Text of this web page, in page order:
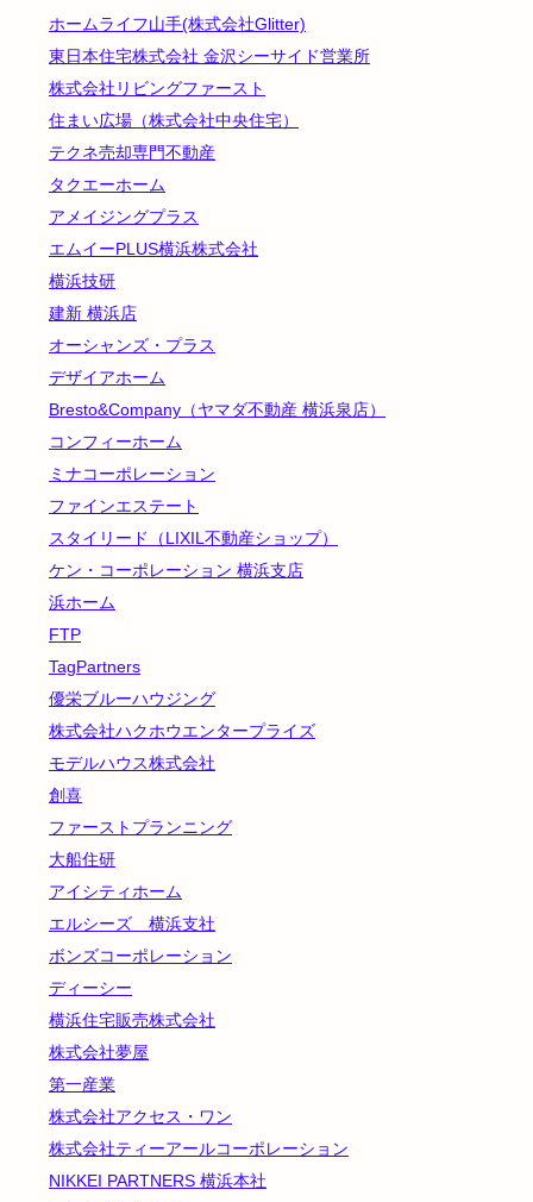
ホームライフ山手(株式会社Glitter)
東日本住宅株式会社 金沢シーサイド営業所
株式会社リビングファースト
住まい広場（株式会社中央住宅）
テクネ売却専門不動産
タクエーホーム
アメイジングプラス
エムイーPLUS横浜株式会社
横浜技研
建新 横浜店
オーシャンズ・プラス
デザイアホーム
Bresto&Company（ヤマダ不動産 横浜泉店）
コンフィーホーム
ミナコーポレーション
ファインエステート
スタイリード（LIXIL不動産ショップ）
ケン・コーポレーション 横浜支店
浜ホーム
FTP
TagPartners
優栄ブルーハウジング
株式会社ハクホウエンタープライズ
モデルハウス株式会社
創喜
ファーストプランニング
大船住研
アイシティホーム
エルシーズ 横浜支社
ボンズコーポレーション
ディーシー
横浜住宅販売株式会社
株式会社夢屋
第一産業
株式会社アクセス・ワン
株式会社ティーアールコーポレーション
NIKKEI PARTNERS 横浜本社